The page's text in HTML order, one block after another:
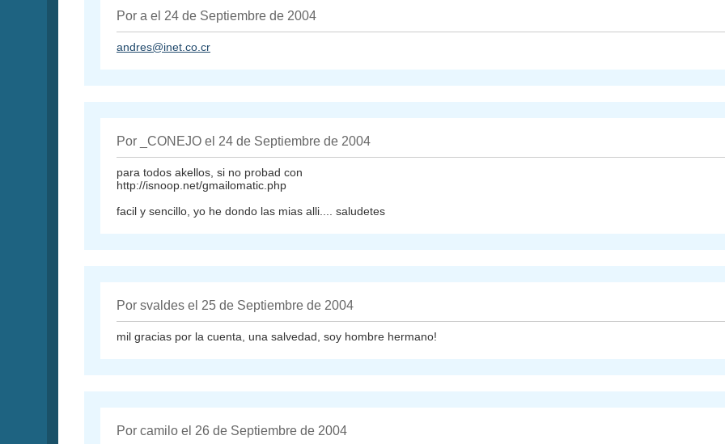
Por a el 24 de Septiembre de 2004
andres@inet.co.cr
Por _CONEJO el 24 de Septiembre de 2004
para todos akellos, si no probad con
http://isnoop.net/gmailomatic.php
facil y sencillo, yo he dondo las mias alli.... saludetes
Por svaldes el 25 de Septiembre de 2004
mil gracias por la cuenta, una salvedad, soy hombre hermano!
Por camilo el 26 de Septiembre de 2004